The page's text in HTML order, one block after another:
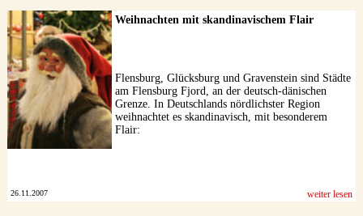
Weihnachten mit skandinavischem Flair
Flensburg, Glücksburg und Gravenstein sind Städte
am Flensburg Fjord, an der deutsch-dänischen
Grenze. In Deutschlands nördlichster Region
weihnachtet es skandinavisch, mit besonderem
Flair:
26.11.2007 weiter lesen